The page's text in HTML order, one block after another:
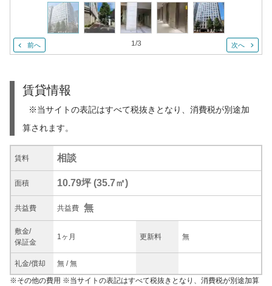
前へ 1/3 次へ
賃貸情報
※当サイトの表記はすべて税抜きとなり、消費税が別途加
算されます。
賃料 相談
面積 10.79坪 (35.7㎡)
共益費 共益費 無
敷金/
保証金
1ヶ月 更新料 無
礼金/償却 無 /無
※その他の費用 ※当サイトの表記はすべて税抜きとなり、消費税が別途加算